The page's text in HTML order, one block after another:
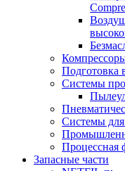
Подготовка
Системы
Системы
Процессная
Запасные части